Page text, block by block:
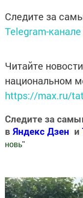
Следите за
Telegram-канале
Читайте
национальном
https://max.ru/
Следите за
в Яндекс Дзен и
новь"